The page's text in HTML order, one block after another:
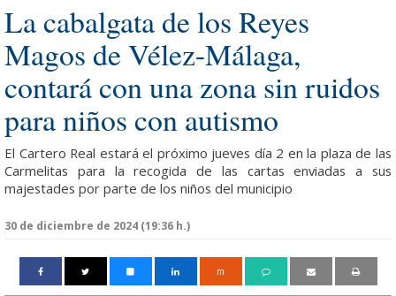
La cabalgata de los Reyes
Magos de Vélez-Málaga,
contará con una zona sin ruidos
para niños con autismo
El Cartero Real estará el próximo jueves día 2 en la plaza de las
Carmelitas para la recogida de las cartas enviadas a sus
majestades por parte de los niños del municipio
30 de diciembre de 2024 (19:36 h.)
m